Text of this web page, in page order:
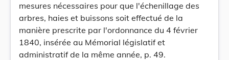
mesures nécessaires pour que l'échenillage des
arbres, haies et buissons soit effectué de la
manière prescrite par l'ordonnance du 4 février
1840, insérée au Mémorial législatif et
administratif de la même année, p. 49.